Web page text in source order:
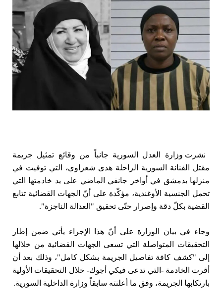
نشرت وزارة العدل السورية جانباً من وقائع تمثيل جريمة
مقتل الفنانة السورية الراحلة هدى شعراوي، التي توفيت في
منزلها بدمشق في أواخر جانفي الماضي على يد خادمتها التي
تحمل الجنسية الأوغندية، مؤكّدة على أنّ الجهات القضائية تتابع
القضية بكلّ دقة وإصرار حتّى تحقيق "العدالة الناجزة".
وجاء في بيان الوزارة على أنّ هذا الإجراء يأتي ضمن إطار
التحقيقات المتواصلة التي تسعى الجهات القضائية من خلالها
إلى "كشف كافة تفاصيل الجريمة بشكل كامل"، وذلك بعد أن
أقرت الخادمة -التي تدعى فيكي أجوك- خلال التحقيقات الأولية
بارتكابها الجريمة، وفق ما أعلنته سابقاً وزارة الداخلية السورية.